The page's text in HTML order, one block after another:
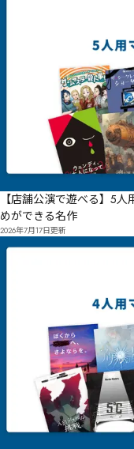
【店舗公演で遊べる】5
めができる名作
2026年7月17日更新